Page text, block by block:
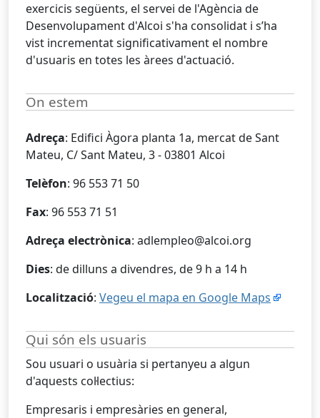
exercicis següents, el servei de l'Agència de
Desenvolupament d'Alcoi s'ha consolidat i s’ha
vist incrementat significativament el nombre
d'usuaris en totes les àrees d'actuació.
On estem
Adreça: Edifici Àgora planta 1a, mercat de Sant
Mateu, C/ Sant Mateu, 3 - 03801 Alcoi
Telèfon: 96 553 71 50
Fax: 96 553 71 51
Adreça electrònica: adlempleo@alcoi.org
Dies: de dilluns a divendres, de 9 h a 14 h
Localització: Vegeu el mapa en Google Maps
Qui són els usuaris
Sou usuari o usuària si pertanyeu a algun
d'aquests col·lectius:
Empresaris i empresàries en general,